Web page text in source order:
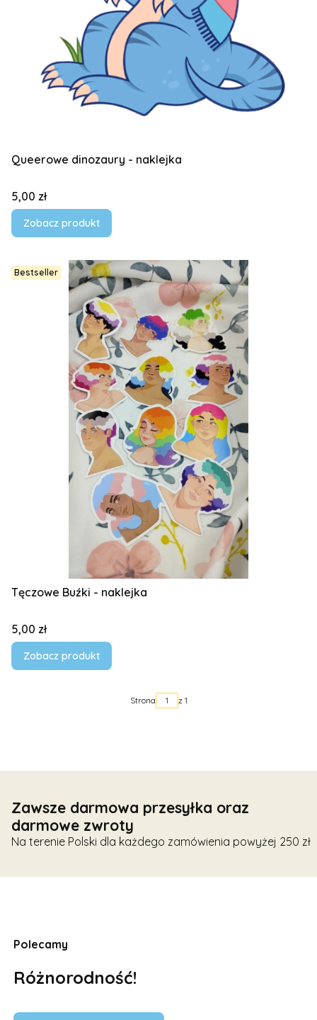
Queerowe dinozaury - naklejka
Cena
5,00 zł
Zobacz produkt
Bestseller
Tęczowe Buźki - naklejka
Cena
5,00 zł
Zobacz produkt
Strona z 1
Zawsze darmowa przesyłka oraz
darmowe zwroty
Na terenie Polski dla każdego zamówienia powyżej 250 zł
Polecamy
Różnorodność!